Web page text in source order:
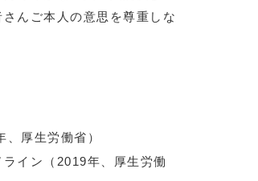
んご本人の意思を尊重しな
厚生労働省）
イン（2019年、厚生労働